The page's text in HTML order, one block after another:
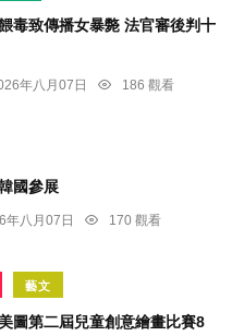
毒致傳播女暴斃 法官審後判十
年八月07日
186 觀看
國參展
年八月07日
170 觀看
藝文
圖第二屆兒童創意繪畫比賽8